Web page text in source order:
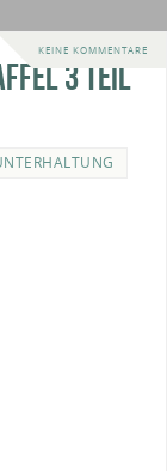
KEINE KOMMENTARE
3 Teil